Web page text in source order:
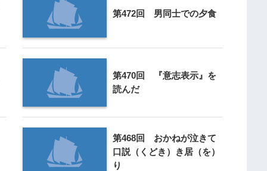
第472回 男同士での夕食
第470回 『意志表示』を
読んだ
第468回 おかねが泣きて
口説（くどき）き居（を）
り